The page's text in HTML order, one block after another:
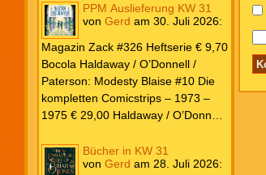
PPM Auslieferung KW 31
von Gerd am 30. Juli 2026:
Magazin Zack #326 Heftserie € 9,70
Bocola Haldaway / O’Donnell /
Paterson: Modesty Blaise #10 Die
kompletten Comicstrips – 1973 –
1975 € 29,00 Haldaway / O’Donnell
kompletten Comicstrips – 1972 –
1973 € 29,00 Knesebeck Hendrix,
Bücher in KW 31
von Gerd am 28. Juli 2026: